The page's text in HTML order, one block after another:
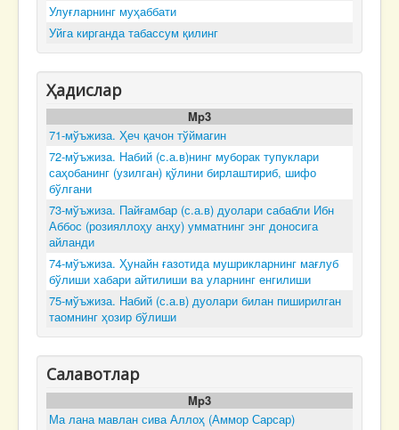
Улуғларнинг муҳаббати
Уйга кирганда табассум қилинг
Ҳадислар
Mp3
71-мўъжиза. Ҳеч қачон тўймагин
72-мўъжиза. Набий (с.а.в)нинг муборак тупуклари
саҳобанинг (узилган) қўлини бирлаштириб, шифо
бўлгани
73-мўъжиза. Пайғамбар (с.а.в) дуолари сабабли Ибн
Аббос (розияллоҳу анҳу) умматнинг энг доносига
айланди
74-мўъжиза. Ҳунайн ғазотида мушрикларнинг мағлуб
бўлиши хабари айтилиши ва уларнинг енгилиши
75-мўъжиза. Набий (с.а.в) дуолари билан пиширилган
таомнинг ҳозир бўлиши
Салавотлар
Mp3
Ма лана мавлан сива Аллоҳ (Аммор Сарсар)